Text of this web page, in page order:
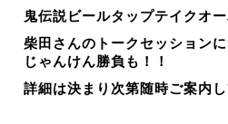
鬼伝説ビールタップテイクオー
柴田さんのトークセッション
じゃんけん勝負も！！
詳細は決まり次第随時ご案内し